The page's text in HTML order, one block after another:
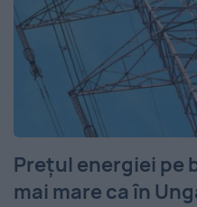
Preţul energiei pe
mai mare ca în